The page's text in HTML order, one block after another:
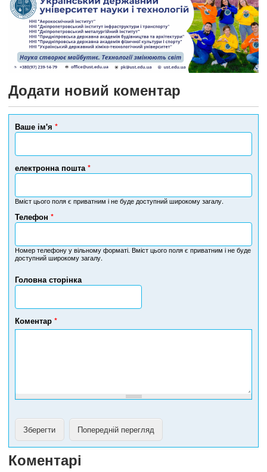
Додати новий коментар
Ваше ім'я *
електронна пошта*
Вміст цього поля є приватним і не буде доступний широкому загалу.
Головна сторінка
Телефон *
Н
м
е
т
л
е
ф
Номер телефону у вільному форматі. Вміст цього поля є приватним і не буде
доступний широкому загалу.
Коментар *
Коментарі